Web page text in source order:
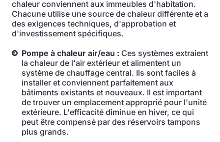
chaleur conviennent aux immeubles d'habitation.
Chacune utilise une source de chaleur différente et a
des exigences techniques, d'approbation et
d'investissement spécifiques.
Pompe à chaleur air/eau : Ces systèmes extraient
la chaleur de l'air extérieur et alimentent un
système de chauffage central. Ils sont faciles à
installer et conviennent parfaitement aux
bâtiments existants et nouveaux. Il est important
de trouver un emplacement approprié pour l'unité
extérieure. L'efficacité diminue en hiver, ce qui
peut être compensé par des réservoirs tampons
plus grands.